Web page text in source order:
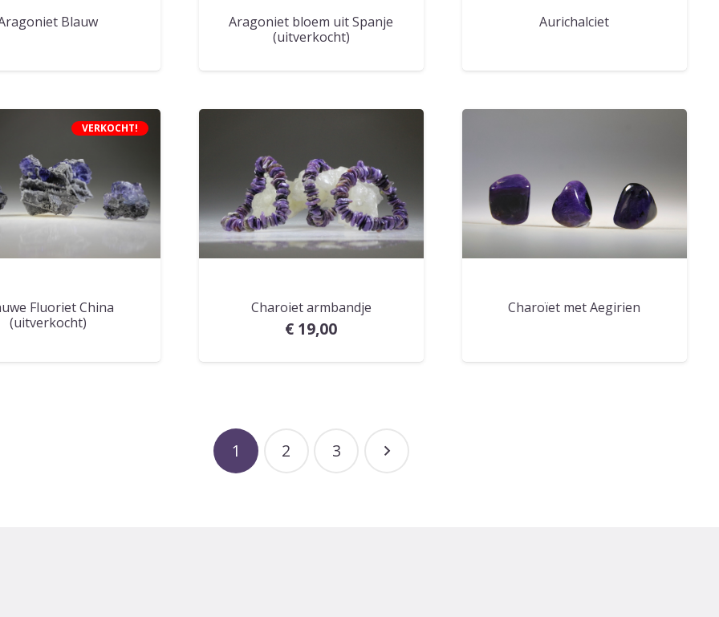
Blauw
Aragoniet bloem uit Spanje
(uitverkocht)
Aurichalciet
VERKOCHT!
Fluoriet China
(uitverkocht)
Charoiet armbandje
€ 19,00
Charoïet met Aegirien
1 2 3